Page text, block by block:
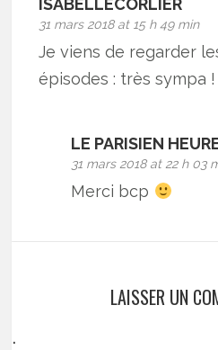
ISABELLECORLIER
31 mars 2018 at 15 h 49 min
Je viens de regarder
épisodes : très sympa !
LE PARISIEN
31 mars 2018 at 22 h 03
Merci bcp
LAISSER UN
.